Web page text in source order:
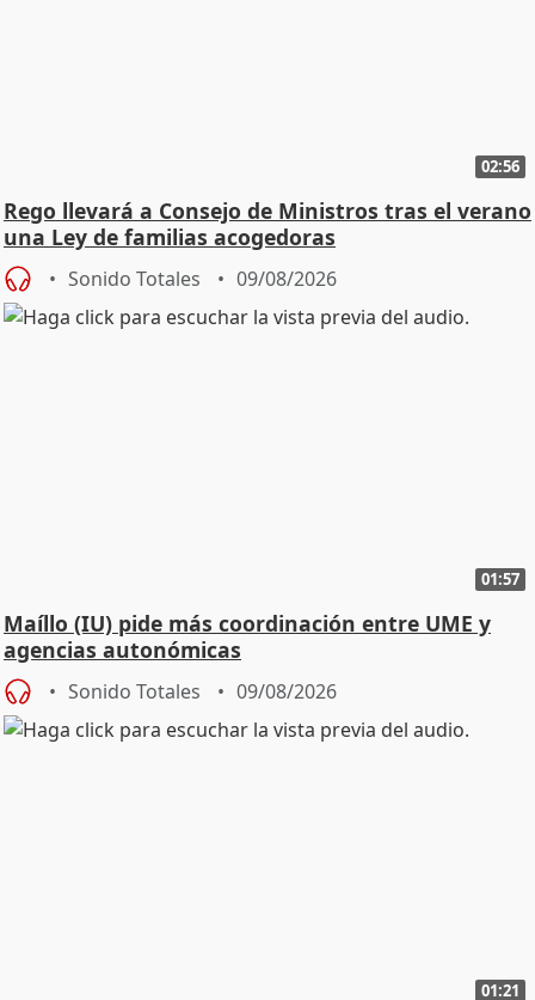
02:56
Rego llevará a Consejo de Ministros tras el verano
una Ley de familias acogedoras
Sonido Totales 09/08/2026
01:57
Maíllo (IU) pide más coordinación entre UME y
agencias autonómicas
Sonido Totales 09/08/2026
01:21